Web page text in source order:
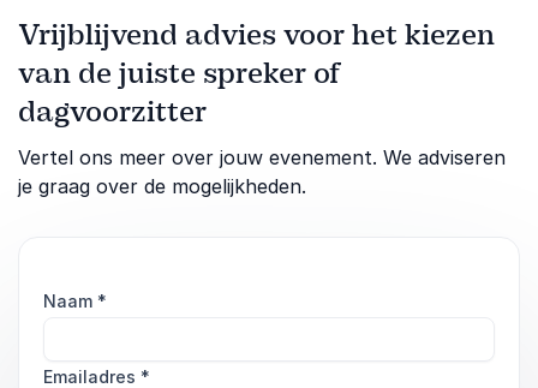
Vrijblijvend advies voor het kiezen
van de juiste spreker of
dagvoorzitter
Vertel ons meer over jouw evenement. We adviseren
je graag over de mogelijkheden.
Naam *
Emailadres *